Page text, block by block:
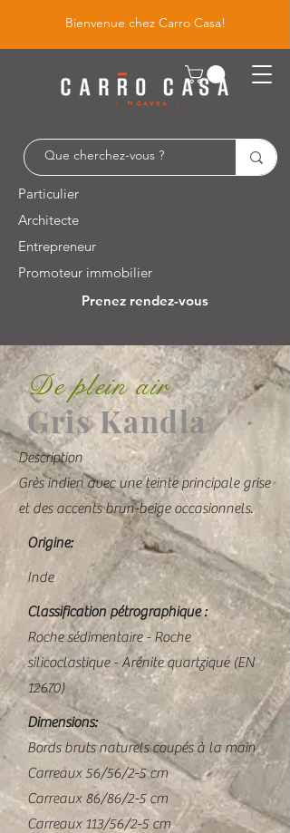
Bienvenue chez Carro Casa!
Particulier
Architecte
Entrepreneur
Promoteur immobilier
Prenez rendez-vous
Leuvensesteenweg 526 / 1930 Zaventem
De plein air
Gris Kandla
Description
Grès indien avec une teinte principale grise
et des accents brun-beige occasionnels.
Origine:
Inde
Classification pétrographique :
Roche sédimentaire - Roche
silicoclastique - Arénite quartzique (EN
12670)
Dimensions:
Bords bruts naturels coupés à la main
Carreaux 56/56/2-5 cm
Carreaux 86/86/2-5 cm
Carreaux 113/56/2-5 cm